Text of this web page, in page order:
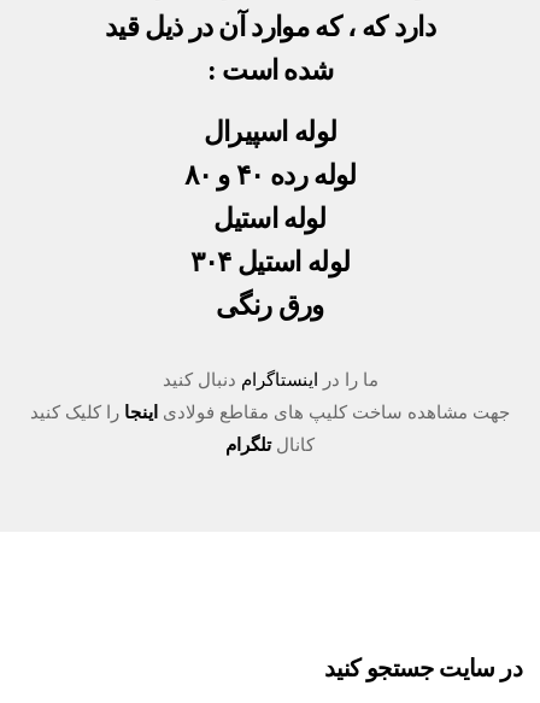
دارد که ، که موارد آن در ذیل قید
شده است :
لوله اسپیرال
لوله رده ۴۰ و ۸۰
لوله استیل
لوله استیل ۳۰۴
ورق رنگی
ما را در اینستاگرام دنبال کنید
جهت مشاهده ساخت کلیپ های مقاطع فولادی اینجا را کلیک کنید
کانال تلگرام
در سایت جستجو کنید